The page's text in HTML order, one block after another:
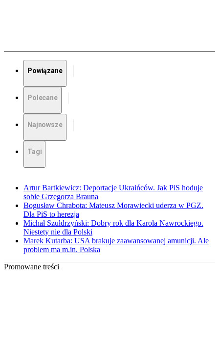
Powiązane
Polecane
Najnowsze
Tagi
Artur Bartkiewicz: Deportacje Ukraińców. Jak PiS hoduje
sobie Grzegorza Brauna
Bogusław Chrabota: Mateusz Morawiecki uderza w PGZ.
Dla PiS to herezja
Michał Szułdrzyński: Dobry rok dla Karola Nawrockiego.
Niestety nie dla Polski
Marek Kutarba: USA brakuje zaawansowanej amunicji. Ale
problem ma m.in. Polska
Promowane treści